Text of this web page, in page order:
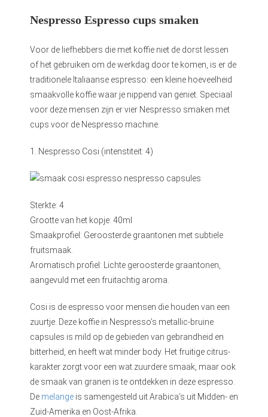
Nespresso Espresso cups smaken
Voor de liefhebbers die met koffie niet de dorst lessen
of het gebruiken om de werkdag door te komen, is er de
traditionele Italiaanse espresso: een kleine hoeveelheid
smaakvolle koffie waar je nippend van geniet. Speciaal
voor deze mensen zijn er vier Nespresso smaken met
cups voor de Nespresso machine.
1. Nespresso Cosi (intenstiteit: 4)
Sterkte: 4
Grootte van het kopje: 40ml
Smaakprofiel: Geroosterde graantonen met subtiele
fruitsmaak.
Aromatisch profiel: Lichte geroosterde graantonen,
aangevuld met een fruitachtig aroma.
Cosi is de espresso voor mensen die houden van een
zuurtje. Deze koffie in Nespresso’s metallic-bruine
capsules is mild op de gebieden van gebrandheid en
bitterheid, en heeft wat minder body. Het fruitige citrus-
karakter zorgt voor een wat zuurdere smaak, maar ook
de smaak van granen is te ontdekken in deze espresso.
De melange is samengesteld uit Arabica’s uit Midden- en
Zuid-Amerika en Oost-Afrika.